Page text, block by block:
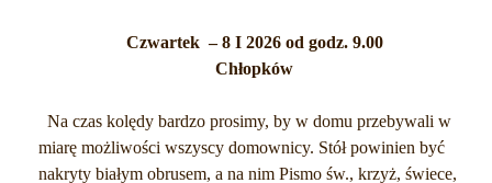
Czwartek – 8 I 2026 od godz. 9.00
Chłopków
Na czas kolędy bardzo prosimy, by w domu przebywali w
miarę możliwości wszyscy domownicy. Stół powinien być
nakryty białym obrusem, a na nim Pismo św., krzyż, świece,